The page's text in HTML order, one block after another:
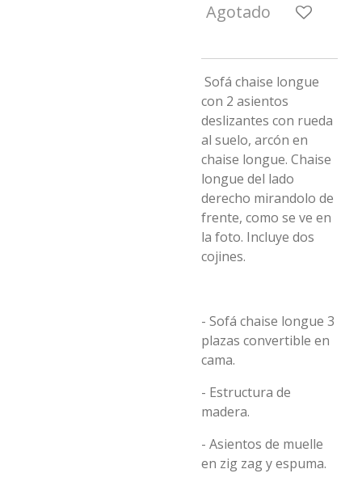
Agotado
Sofá chaise longue
con 2 asientos
deslizantes con rueda
al suelo, arcón en
chaise longue. Chaise
longue del lado
derecho mirandolo de
frente, como se ve en
la foto. Incluye dos
cojines.
- Sofá chaise longue 3
plazas convertible en
cama.
- Estructura de
madera.
- Asientos de muelle
en zig zag y espuma.